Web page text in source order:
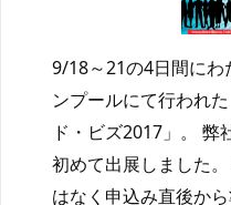
9/18～21の4日間に
ンプールにて行われ
ド・ビズ2017」。 弊
初めて出展しました
はなく申込み直後か